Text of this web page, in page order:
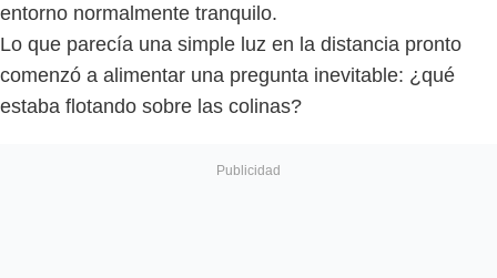
entorno normalmente tranquilo.
Lo que parecía una simple luz en la distancia pronto
comenzó a alimentar una pregunta inevitable: ¿qué
estaba flotando sobre las colinas?